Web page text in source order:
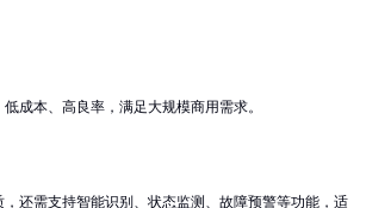
成本、高良率，满足大规模商用需求。
还需支持智能识别、状态监测、故障预警等功能，适